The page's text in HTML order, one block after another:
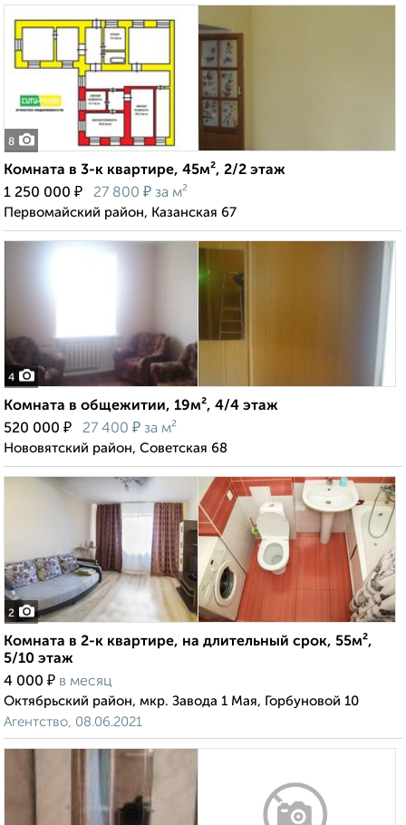
8
Комната в 3-к квартире, 45м², 2/2 этаж
1 250 000 ₽ 27 800 ₽ за м²
Первомайский район, Казанская 67
4
Комната в общежитии, 19м², 4/4 этаж
520 000 ₽ 27 400 ₽ за м²
Нововятский район, Советская 68
2
Комната в 2-к квартире, на длительный срок, 55м²,
5/10 этаж
4 000 ₽ в месяц
Октябрьский район, мкр. Завода 1 Мая, Горбуновой 10
Агентство, 08.06.2021